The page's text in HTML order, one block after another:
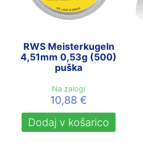
RWS Meisterkugeln
4,51mm 0,53g (500)
puška
Na zalogi
10,88€
Dodaj v košarico